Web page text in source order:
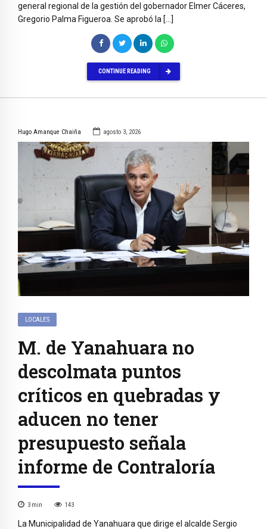
general regional de la gestión del gobernador Elmer Cáceres,
Gregorio Palma Figueroa. Se aprobó la […]
CONTINUE READING
Hugo Amanque Chaiña agosto 3, 2026
LOCALES
M. de Yanahuara no
descolmata puntos
críticos en quebradas y
aducen no tener
presupuesto señala
informe de Contraloría
3 min 143
La Municipalidad de Yanahuara que dirige el alcalde Sergio